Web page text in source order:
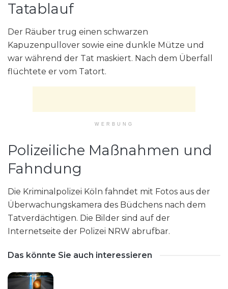
Tatablauf
Der Räuber trug einen schwarzen
Kapuzenpullover sowie eine dunkle Mütze und
war während der Tat maskiert. Nach dem Überfall
flüchtete er vom Tatort.
WERBUNG
Polizeiliche Maßnahmen und
Fahndung
Die Kriminalpolizei Köln fahndet mit Fotos aus der
Überwachungskamera des Büdchens nach dem
Tatverdächtigen. Die Bilder sind auf der
Internetseite der Polizei NRW abrufbar.
Das könnte Sie auch interessieren